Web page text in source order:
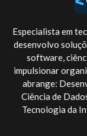
Especialista em
desenvolvo
software,
impulsionar
abrange:
Ciência de
Tecnologia da